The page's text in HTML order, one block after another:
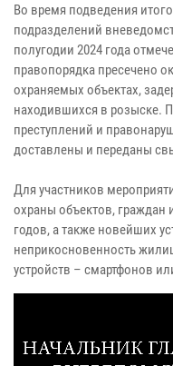
Во время подведения
подразделений
полугодии 2024 года
правопорядка пресечено
охраняемых объектах,
находившихся в розыске.
преступлений и
доставлены и переданы
Для участников
охраны объектов, граждан
годов, а также новейших
неприкосновенность
устройств – смартфонов